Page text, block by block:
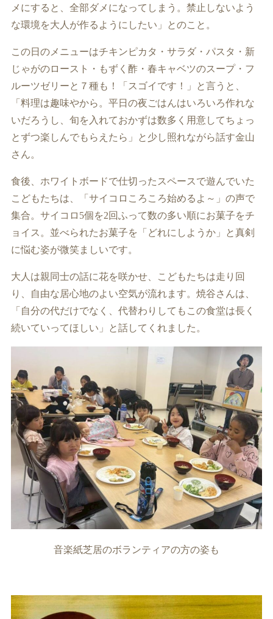
メにすると、全部ダメになってしまう。禁止しないよう
な環境を大人が作るようにしたい」とのこと。
この日のメニューはチキンピカタ・サラダ・パスタ・新
じゃがのロースト・もずく酢・春キャベツのスープ・フ
ルーツゼリーと７種も！「スゴイです！」と言うと、
「料理は趣味やから。平日の夜ごはんはいろいろ作れな
いだろうし、旬を入れておかずは数多く用意してちょっ
とずつ楽しんでもらえたら」と少し照れながら話す金山
さん。
食後、ホワイトボードで仕切ったスペースで遊んでいた
こどもたちは、「サイコロころころ始めるよ～」の声で
集合。サイコロ5個を2回ふって数の多い順にお菓子をチ
ョイス。並べられたお菓子を「どれにしようか」と真剣
に悩む姿が微笑ましいです。
大人は親同士の話に花を咲かせ、こどもたちは走り回
り、自由な居心地のよい空気が流れます。焼谷さんは、
「自分の代だけでなく、代替わりしてもこの食堂は長く
続いていってほしい」と話してくれました。
音楽紙芝居のボランティアの方の姿も